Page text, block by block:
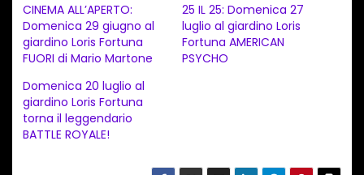
a
m
e
n
t
o
CINEMA ALL’APERTO:
Domenica 29 giugno al
giardino Loris Fortuna
FUORI di Mario Martone
25 IL 25: Domenica 27
luglio al giardino Loris
Fortuna AMERICAN
PSYCHO
Domenica 20 luglio al
giardino Loris Fortuna
torna il leggendario
BATTLE ROYALE!